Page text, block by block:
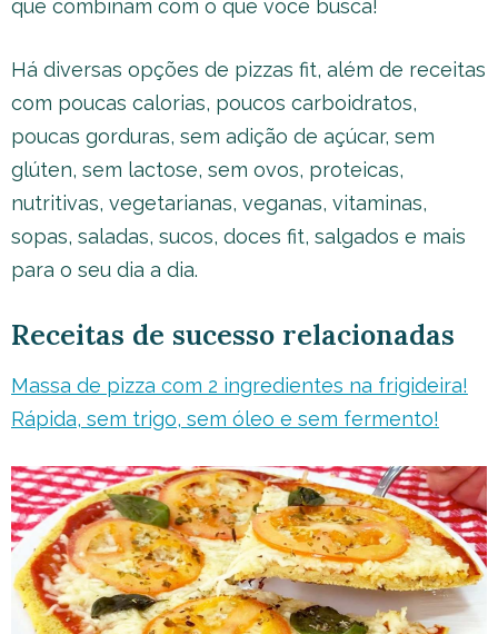
que combinam com o que você busca!
Há diversas opções de pizzas fit, além de receitas
com poucas calorias, poucos carboidratos,
poucas gorduras, sem adição de açúcar, sem
glúten, sem lactose, sem ovos, proteicas,
nutritivas, vegetarianas, veganas, vitaminas,
sopas, saladas, sucos, doces fit, salgados e mais
para o seu dia a dia.
Receitas de sucesso relacionadas
Massa de pizza com 2 ingredientes na frigideira!
Rápida, sem trigo, sem óleo e sem fermento!